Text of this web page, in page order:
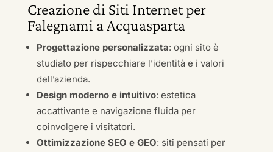
Creazione di Siti Internet per
Falegnami a Acquasparta
Progettazione personalizzata: ogni sito è
studiato per rispecchiare l’identità e i valori
dell’azienda.
Design moderno e intuitivo: estetica
accattivante e navigazione fluida per
coinvolgere i visitatori.
Ottimizzazione SEO e GEO: siti pensati per